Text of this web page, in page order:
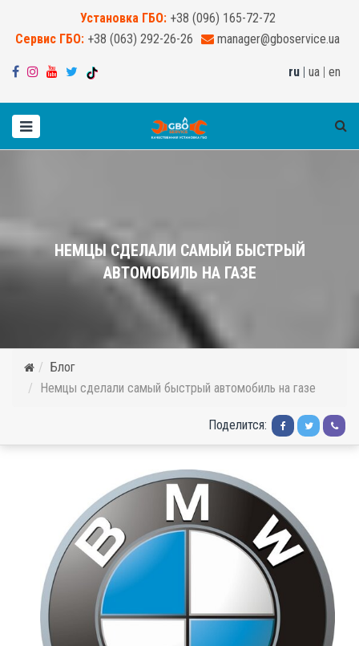
Установка ГБО: +38 (096) 165-72-72
Сервис ГБО: +38 (063) 292-26-26 manager@gboservice.ua
ru | ua | en
НЕМЦЫ СДЕЛАЛИ САМЫЙ БЫСТРЫЙ
АВТОМОБИЛЬ НА ГАЗЕ
Блог
Немцы сделали самый быстрый автомобиль на газе
Поделится: